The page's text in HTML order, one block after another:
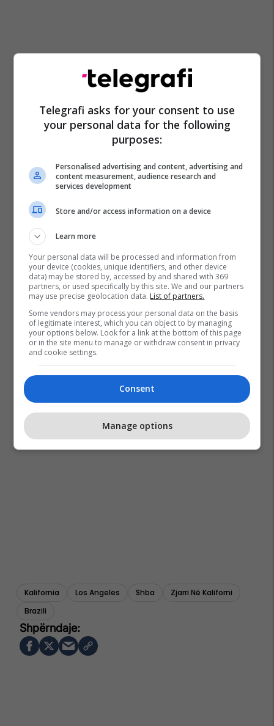
Kalifornia Los Angeles Shba
Zjarri Në Kaliforni
Brazili
Telegrafi asks for your consent to use
your personal data for the following
purposes:
Personalised advertising and content, advertising and
content measurement, audience research and
services development
Store and/or access information on a device
Learn more
Your personal data will be processed and information from
your device (cookies, unique identifiers, and other device
data) may be stored by, accessed by and shared with 369
partners, or used specifically by this site. We and our partners
may use precise geolocation data. List of partners.
Some vendors may process your personal data on the basis
of legitimate interest, which you can object to by managing
your options below. Look for a link at the bottom of this page
or in the site menu to manage or withdraw consent in privacy
and cookie settings.
Consent
Manage options